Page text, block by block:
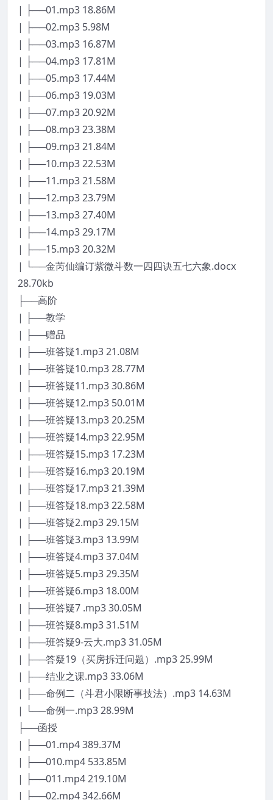
| ├──01.mp3 18.86M
| ├──02.mp3 5.98M
| ├──03.mp3 16.87M
| ├──04.mp3 17.81M
| ├──05.mp3 17.44M
| ├──06.mp3 19.03M
| ├──07.mp3 20.92M
| ├──08.mp3 23.38M
| ├──09.mp3 21.84M
| ├──10.mp3 22.53M
| ├──11.mp3 21.58M
| ├──12.mp3 23.79M
| ├──13.mp3 27.40M
| ├──14.mp3 29.17M
| ├──15.mp3 20.32M
| └──金芮仙编订紫微斗数一四四诀五七六象.docx
28.70kb
├──高阶
| ├──教学
| ├──赠品
| ├──班答疑1.mp3 21.08M
| ├──班答疑10.mp3 28.77M
| ├──班答疑11.mp3 30.86M
| ├──班答疑12.mp3 50.01M
| ├──班答疑13.mp3 20.25M
| ├──班答疑14.mp3 22.95M
| ├──班答疑15.mp3 17.23M
| ├──班答疑16.mp3 20.19M
| ├──班答疑17.mp3 21.39M
| ├──班答疑18.mp3 22.58M
| ├──班答疑2.mp3 29.15M
| ├──班答疑3.mp3 13.99M
| ├──班答疑4.mp3 37.04M
| ├──班答疑5.mp3 29.35M
| ├──班答疑6.mp3 18.00M
| ├──班答疑7 .mp3 30.05M
| ├──班答疑8.mp3 31.51M
| ├──班答疑9-云大.mp3 31.05M
| ├──答疑19（买房拆迁问题）.mp3 25.99M
| ├──结业之课.mp3 33.06M
| ├──命例二（斗君小限断事技法）.mp3 14.63M
| └──命例一.mp3 28.99M
├──函授
| ├──01.mp4 389.37M
| ├──010.mp4 533.85M
| ├──011.mp4 219.10M
| ├──02.mp4 342.66M